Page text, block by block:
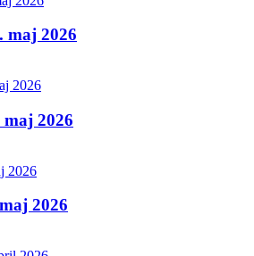
maj 2026
2026
2026